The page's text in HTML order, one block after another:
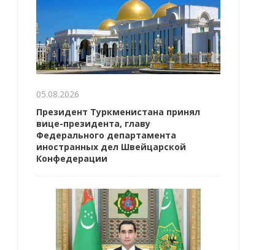
05.08.2026
Президент Туркменистана принял
вице-президента, главу
Федерального департамента
иностранных дел Швейцарской
Конфедерации